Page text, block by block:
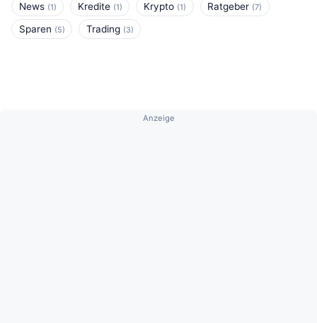
News (1) Kredite (1) Krypto (1) Ratgeber (7)
Sparen (5) Trading (3)